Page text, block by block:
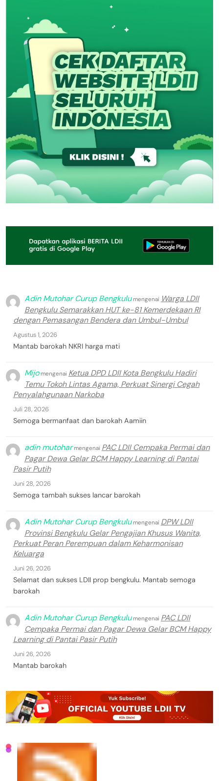
Adin Mutohar Curup Bengkulumengenai Warga LDII
Bengkulu Semarakkan HUT ke-81 Kemerdekaan RI
dengan Pemasangan Bendera dan Umbul-Umbul
Agustus 1, 2026
Mantab barokah NKRI harga mati
Mijomengenai Ketua DPD LDII Kota Bengkulu Hadiri
Temu Tokoh Lintas Agama, Perkuat Sinergi Cegah
Penyalahgunaan Narkoba
Juli 28, 2026
Semoga bermanfaat dan barokah Aamiin
adin mutoharmengenai PAC LDII Cempaka Permai dan
Pagar Dewa Gelar BCM Happy Learning di Pantai
Pasir Putih
Juni 28, 2026
Semoga tambah sukses lancar barokah
Adin Mutohar Curup Bengkulumengenai DPW LDII
Provinsi Bengkulu Gelar Pengajian Khusus Wanita,
Perkuat Peran Perempuan dalam Keharmonisan
Keluarga
Juni 26, 2026
Selamat dan sukses LDII prop bengkulu. Mantab semoga
barokah
Adin Mutohar Curup Bengkulumengenai PAC LDII
Cempaka Permai dan Pagar Dewa Gelar BCM Happy
Learning di Pantai Pasir Putih
Juni 26, 2026
Mantab barokah